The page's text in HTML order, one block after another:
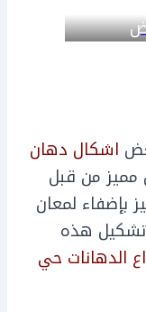
اشكال دهان
مميز من قبل
بإضفاء لمعان
تشكيل هذه
الدهانات حي